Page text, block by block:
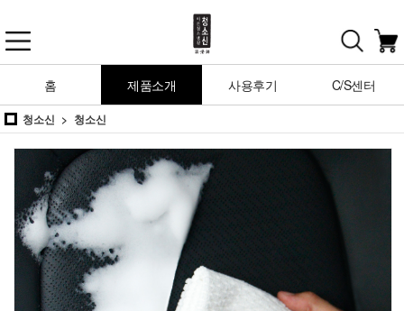
홈 제품소개 사용후기 C/S센터
청소신 청소신